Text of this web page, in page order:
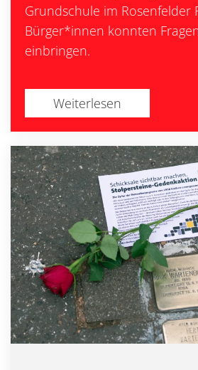
Grundschule im Rosenfelder
Bürger*innen konnten
einbringen.
Weiterlesen